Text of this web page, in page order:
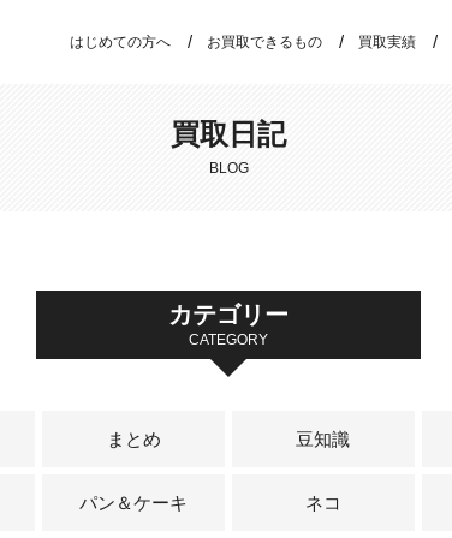
はじめての方へ お買取できるもの 買取実績
買取日記
BLOG
カテゴリー
CATEGORY
まとめ 豆知識
パン＆ケーキ ネコ